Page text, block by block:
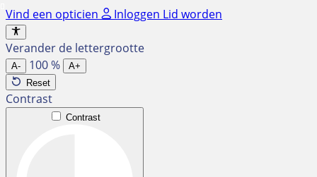
Ga
naar
de
inhoud
Vind een opticien Inloggen Lid worden
Verander de lettergrootte
A- 100%
A+
Reset
Contrast
Contrast